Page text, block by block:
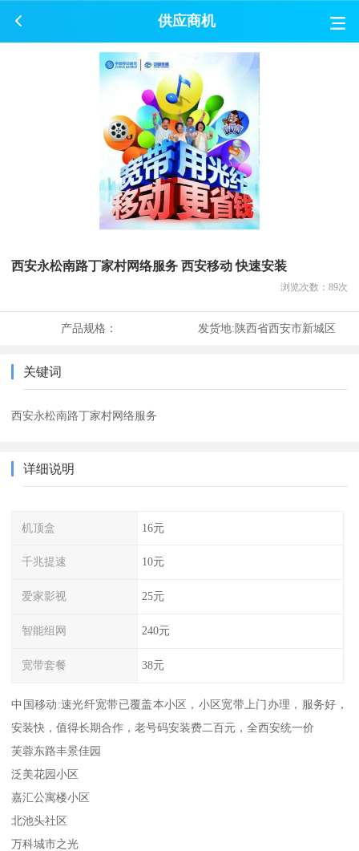
供应商机
西安永松南路丁家村网络服务 西安移动 快速安装
浏览次数： 89次
产品规格： 发货地:陕西省西安市新城区
关键词
西安永松南路丁家村网络服务
详细说明
机顶盒 16元
千兆提速 10元
爱家影视 25元
智能组网 240元
宽带套餐 38元
中国移动:速光纤宽带已覆盖本小区，小区宽带上门办理，服务好，
安装快，值得长期合作，老号码安装费二百元，全西安统一价
芙蓉东路丰景佳园
泛美花园小区
嘉汇公寓楼小区
北池头社区
万科城市之光